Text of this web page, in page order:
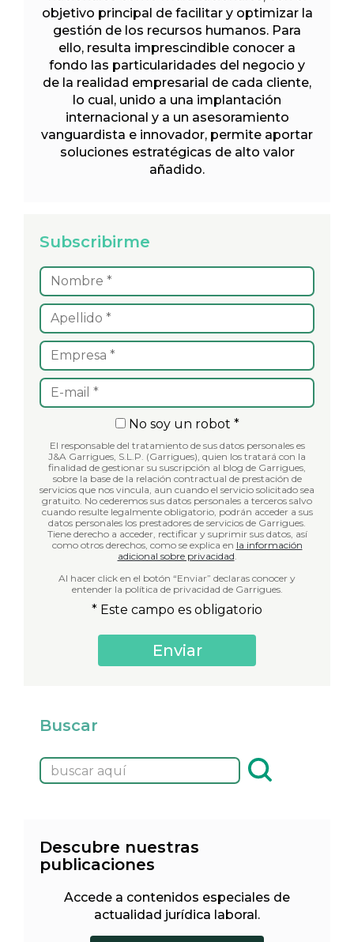
objetivo principal de facilitar y optimizar la
gestión de los recursos humanos. Para
ello, resulta imprescindible conocer a
fondo las particularidades del negocio y
de la realidad empresarial de cada cliente,
lo cual, unido a una implantación
internacional y a un asesoramiento
vanguardista e innovador, permite aportar
soluciones estratégicas de alto valor
añadido.
Subscribirme
No soy un robot *
El responsable del tratamiento de sus datos personales es
J&A Garrigues, S.L.P. (Garrigues), quien los tratará con la
finalidad de gestionar su suscripción al blog de Garrigues,
sobre la base de la relación contractual de prestación de
servicios que nos vincula, aun cuando el servicio solicitado sea
gratuito. No cederemos sus datos personales a terceros salvo
cuando resulte legalmente obligatorio, podrán acceder a sus
datos personales los prestadores de servicios de Garrigues.
Tiene derecho a acceder, rectificar y suprimir sus datos, así
como otros derechos, como se explica en la información
adicional sobre privacidad.
Al hacer click en el botón “Enviar” declaras conocer y
entender la política de privacidad de Garrigues.
* Este campo es obligatorio
Buscar
Descubre nuestras
publicaciones
Accede a contenidos especiales de
actualidad jurídica laboral.